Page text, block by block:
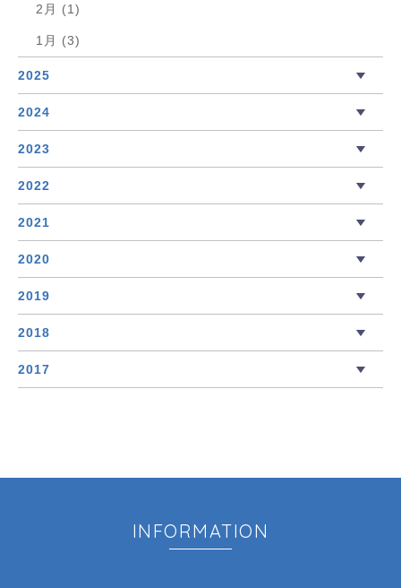
2月 (1)
1月 (3)
2025
2024
2023
2022
2021
2020
2019
2018
2017
INFORMATION